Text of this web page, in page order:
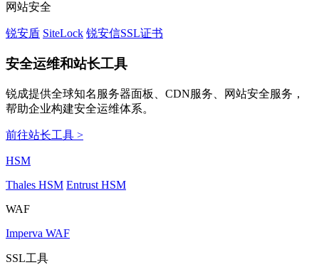
网站安全
锐安盾 SiteLock 锐安信SSL证书
安全运维和站长工具
锐成提供全球知名服务器面板、CDN服务、网站安全服务，
帮助企业构建安全运维体系。
前往站长工具 >
HSM
Thales HSM Entrust HSM
WAF
Imperva WAF
SSL工具